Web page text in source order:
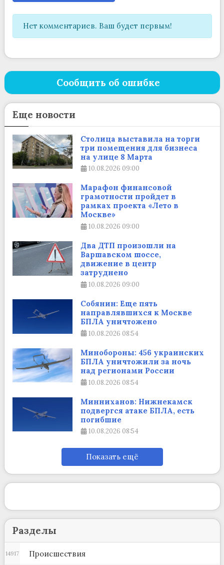
Нет комментариев. Ваш будет первым!
Сообщить об ошибке
Еще новости
Столица выставила на торги
три помещения для бизнеса
на улице 8 Марта
10.08.2026 09:00
Марафон финансовой
грамотности пройдет в
рамках проекта «Лето в
Москве»
10.08.2026 09:00
Два ДТП произошли на
Варшавском шоссе,
движение в центр
затруднено
10.08.2026 09:00
Собянин: Еще пять
направлявшихся к Москве
БПЛА уничтожено
10.08.2026 08:54
Минобороны: 456 украинских
БПЛА уничтожили за ночь
над регионами России
10.08.2026 08:54
Минниханов: Нижнекамск
подвергся атаке БПЛА, есть
погибшие
10.08.2026 08:54
Показать ещё
Разделы
Происшествия
14917